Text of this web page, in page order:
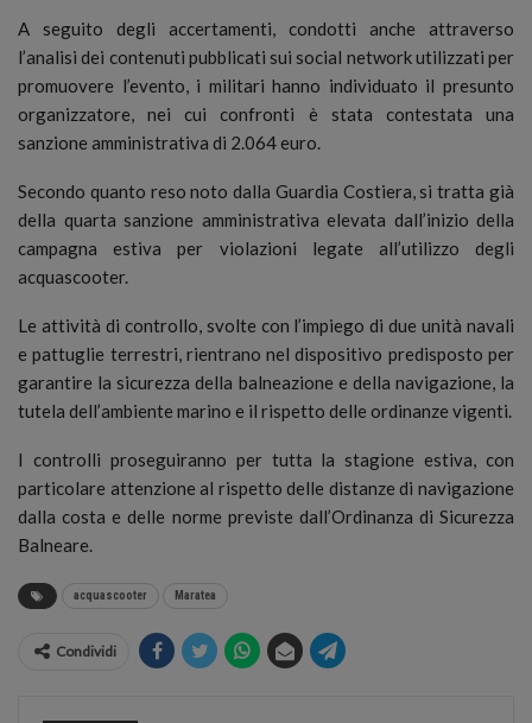
A seguito degli accertamenti, condotti anche attraverso
l’analisi dei contenuti pubblicati sui social network utilizzati per
promuovere l’evento, i militari hanno individuato il presunto
organizzatore, nei cui confronti è stata contestata una
sanzione amministrativa di 2.064 euro.
Secondo quanto reso noto dalla Guardia Costiera, si tratta già
della quarta sanzione amministrativa elevata dall’inizio della
campagna estiva per violazioni legate all’utilizzo degli
acquascooter.
Le attività di controllo, svolte con l’impiego di due unità navali
e pattuglie terrestri, rientrano nel dispositivo predisposto per
garantire la sicurezza della balneazione e della navigazione, la
tutela dell’ambiente marino e il rispetto delle ordinanze vigenti.
I controlli proseguiranno per tutta la stagione estiva, con
particolare attenzione al rispetto delle distanze di navigazione
dalla costa e delle norme previste dall’Ordinanza di Sicurezza
Balneare.
acquascooter Maratea
Condividi